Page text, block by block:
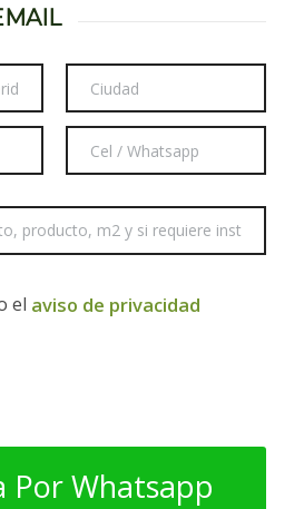
el aviso de privacidad
Por Whatsapp